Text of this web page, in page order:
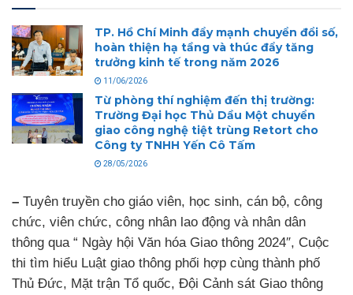
TP. Hồ Chí Minh đẩy mạnh chuyển đổi số,
hoàn thiện hạ tầng và thúc đẩy tăng
trưởng kinh tế trong năm 2026
11/06/2026
Từ phòng thí nghiệm đến thị trường:
Trường Đại học Thủ Dầu Một chuyển
giao công nghệ tiệt trùng Retort cho
Công ty TNHH Yến Cô Tấm
28/05/2026
– Tuyên truyền cho giáo viên, học sinh, cán bộ, công
chức, viên chức, công nhân lao động và nhân dân
thông qua “ Ngày hội Văn hóa Giao thông 2024″, Cuộc
thi tìm hiểu Luật giao thông phối hợp cùng thành phố
Thủ Đức, Mặt trận Tổ quốc, Đội Cảnh sát Giao thông